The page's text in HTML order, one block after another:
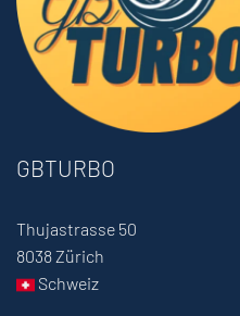
GBTURBO
Thujastrasse 50
8038 Zürich
Schweiz